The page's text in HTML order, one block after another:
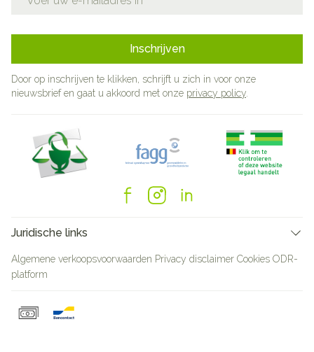
Inschrijven
Door op inschrijven te klikken, schrijft u zich in voor onze
nieuwsbrief en gaat u akkoord met onze privacy policy
Juridische links
Algemene verkoopsvoorwaarden Privacy disclaimer Cookies ODR-
platform